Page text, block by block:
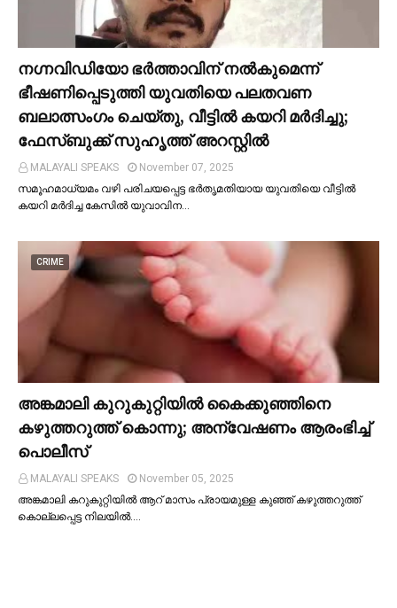
നഗ്നവിഡിയോ ഭര്‍ത്താവിന് നല്‍കുമെന്ന്
ഭീഷണിപ്പെടുത്തി യുവതിയെ പലതവണ
ബലാത്സംഗം ചെയ്തു, വീട്ടില്‍ കയറി മര്‍ദിച്ചു;
ഫേസ്ബുക്ക് സുഹൃത്ത് അറസ്റ്റില്‍
MALAYALI SPEAKS
November 07, 2025
സമൂഹമാധ്യമം വഴി പരിചയപ്പെട്ട ഭർതൃമതിയായ യുവതിയെ വീട്ടില്‍
കയറി മർദിച്ച കേസില്‍ യുവാവിന…
CRIME
അങ്കമാലി കുറുകുറ്റിയില്‍ കൈക്കുഞ്ഞിനെ
കഴുത്തറുത്ത് കൊന്നു; അന്വേഷണം ആരംഭിച്ച്‌
പൊലീസ്
MALAYALI SPEAKS
November 05, 2025
അങ്കമാലി കറുകുറ്റിയില്‍ ആറ് മാസം പ്രായമുള്ള കുഞ്ഞ് കഴുത്തറുത്ത്
കൊല്ലപ്പെട്ട നിലയില്‍.…